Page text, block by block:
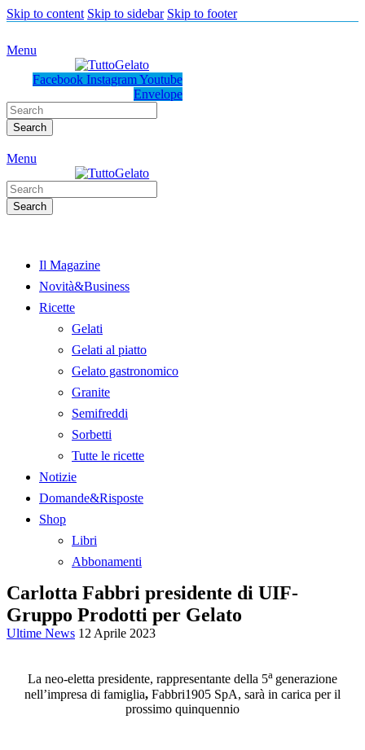
Skip to content Skip to sidebar Skip to footer
Menu
Facebook InstagramYoutube
Envelope
Search
Menu
Search
Il Magazine
Novità&Business
Ricette
Gelati
Gelati al piatto
Gelato gastronomico
Granite
Semifreddi
Sorbetti
Tutte le ricette
Notizie
Domande&Risposte
Shop
Libri
Abbonamenti
Carlotta Fabbri presidente di UIF-
Gruppo Prodotti per Gelato
Ultime News 12 Aprile 2023
La neo-eletta presidente, rappresentante della 5a generazione
nell’impresa di famiglia, Fabbri1905 SpA, sarà in carica per il
prossimo quinquennio